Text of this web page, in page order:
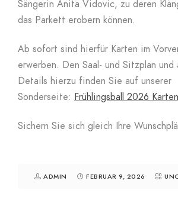
Sängerin Anita Vidovic, zu deren
das Parkett erobern können.
Ab sofort sind hierfür Karten im
erwerben. Den Saal- und Sitzplan
Details hierzu finden Sie auf unserer
Sonderseite: Frühlingsball 2026
Sichern Sie sich gleich Ihre
ADMIN FEBRUAR 9, 2026